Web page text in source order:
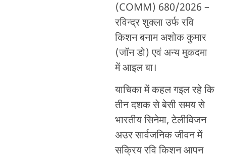
(COMM) 680/2026 –
रविन्द्र शुक्ला उर्फ रवि
किशन बनाम अशोक कुमार
(जॉन डो) एवं अन्य मुकदमा
में आइल बा।
याचिका में कहल गइल रहे कि
तीन दशक से बेसी समय से
भारतीय सिनेमा, टेलीविजन
अउर सार्वजनिक जीवन में
सक्रिय रवि किशन आपन